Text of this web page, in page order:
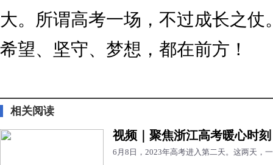
大。所谓高考一场，不过成长之仗
希望、坚守、梦想，都在前方！
相关阅读
视频｜聚焦浙江高考暖心时刻
6月8日，2023年高考进入第二天。这两天，